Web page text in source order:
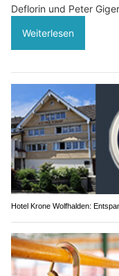
Deflorin und Peter
Weiterlesen
Hotel Krone Wolfhalden: